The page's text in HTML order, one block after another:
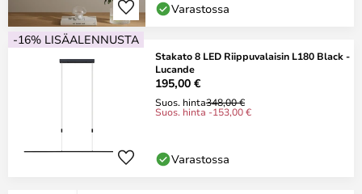
Varastossa
-16% LISÄALENNUSTA
Stakato 8 LED Riippuvalaisin L180 Black -
Lucande
195,00 €
Suos. hinta348,00 €
Suos. hinta -153,00 €
Varastossa